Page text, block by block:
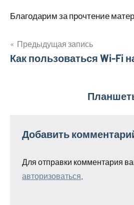
Благодарим за прочтение
Навигация
Предыдущая запись
Как пользоваться Wi-Fi
Добавить
Для отправки комментария
авторизоваться